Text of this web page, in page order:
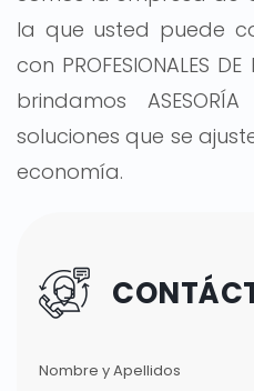
la que usted puede
con PROFESIONALES
brindamos
soluciones que se
economía.
Nombre y Apellidos